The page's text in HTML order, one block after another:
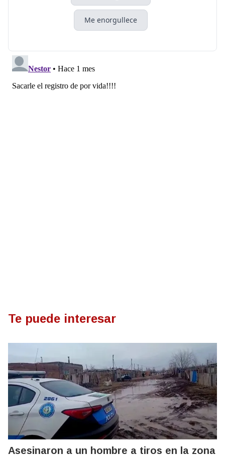
Me enorgullece
Te puede interesar
Asesinaron a un hombre a tiros en la zona